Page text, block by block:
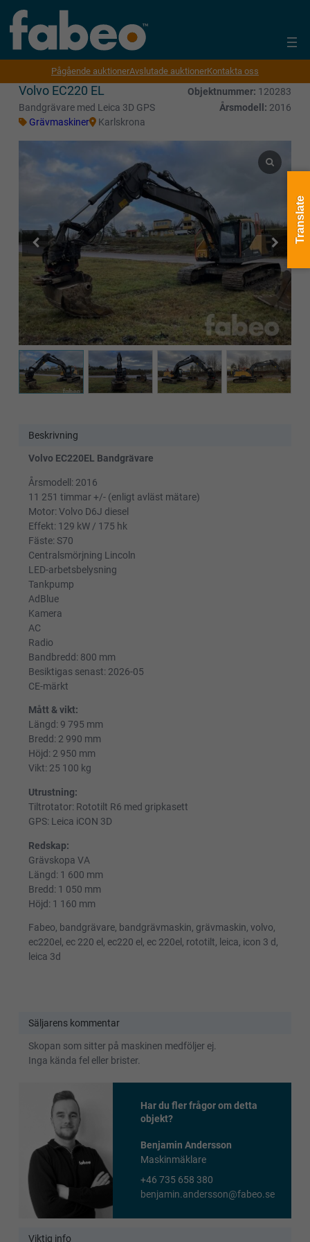
Pågående auktionerAvslutade auktionerKontakta oss
Volvo EC220 EL Objektnummer: 120283
Bandgrävare med Leica 3D GPS
Årsmodell: 2016
Grävmaskiner
Karlskrona
Beskrivning
Volvo EC220EL Bandgrävare
Årsmodell: 2016
11 251 timmar +/- (enligt avläst mätare)
Motor: Volvo D6J diesel
Effekt: 129 kW / 175 hk
Fäste: S70
Centralsmörjning Lincoln
LED-arbetsbelysning
Tankpump
AdBlue
Kamera
AC
Radio
Bandbredd: 800 mm
Besiktigas senast: 2026-05
CE-märkt
Mått & vikt:
Längd: 9 795 mm
Bredd: 2 990 mm
Höjd: 2 950 mm
Vikt: 25 100 kg
Utrustning:
Tiltrotator: Rototilt R6 med gripkasett
GPS: Leica iCON 3D
Redskap:
Grävskopa VA
Längd: 1 600 mm
Bredd: 1 050 mm
Höjd: 1 160 mm
Fabeo, bandgrävare, bandgrävmaskin, grävmaskin, volvo,
ec220el, ec 220 el, ec220 el, ec 220el, rototilt, leica, icon 3 d,
leica 3d
Säljarens kommentar
Skopan som sitter på maskinen medföljer ej.
Inga kända fel eller brister.
Har du fler frågor om detta
objekt?
Benjamin Andersson
Maskinmäklare
+46 735 658 380
benjamin.andersson@fabeo.se
Viktig info
Translate